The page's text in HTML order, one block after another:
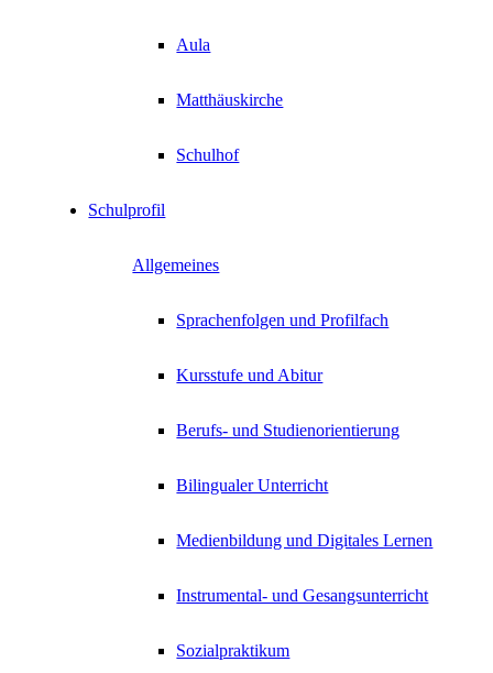
Aula
Matthäuskirche
Schulhof
Schulprofil
Allgemeines
Sprachenfolgen und Profilfach
Kursstufe und Abitur
Berufs- und Studienorientierung
Bilingualer Unterricht
Medienbildung und Digitales Lernen
Instrumental- und Gesangsunterricht
Sozialpraktikum